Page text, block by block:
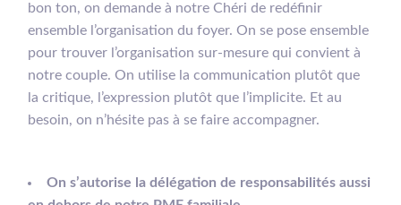
bon ton, on demande à notre Chéri de redéfinir
ensemble l’organisation du foyer. On se pose ensemble
pour trouver l’organisation sur-mesure qui convient à
notre couple. On utilise la communication plutôt que
la critique, l’expression plutôt que l’implicite. Et au
besoin, on n’hésite pas à se faire accompagner.
On s’autorise la délégation de responsabilités aussi